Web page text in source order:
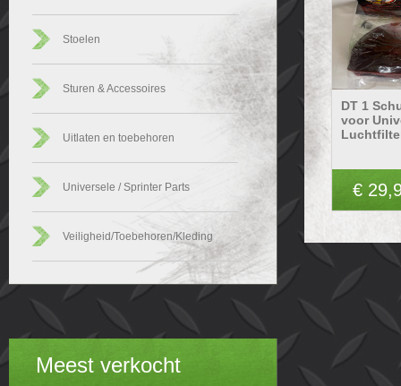
Stoelen
Sturen & Accessoires
Uitlaten en toebehoren
Universele / Sprinter Parts
Veiligheid/Toebehoren/Kleding
Meest verkocht
DT 1
voor
€